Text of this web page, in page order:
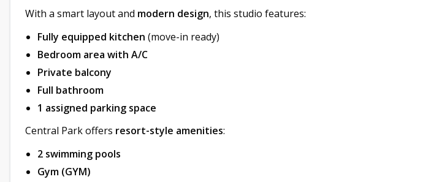
With a smart layout and modern design, this studio features:
Fully equipped kitchen (move-in ready)
Bedroom area with A/C
Private balcony
Full bathroom
1 assigned parking space
Central Park offers resort-style amenities:
2 swimming pools
Gym (GYM)